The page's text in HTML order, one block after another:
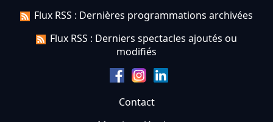
Flux RSS : Dernières programmations archivées
Flux RSS : Derniers spectacles ajoutés ou
modifiés
Contact